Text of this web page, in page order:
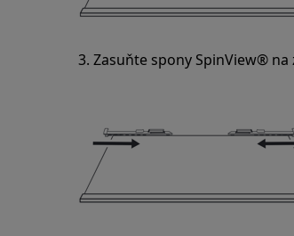
3. Zasuňte spony SpinView®